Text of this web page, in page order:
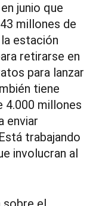
junio que
millones de
estación
retirarse en
para lanzar
tiene
millones
enviar
trabajando
involucran al